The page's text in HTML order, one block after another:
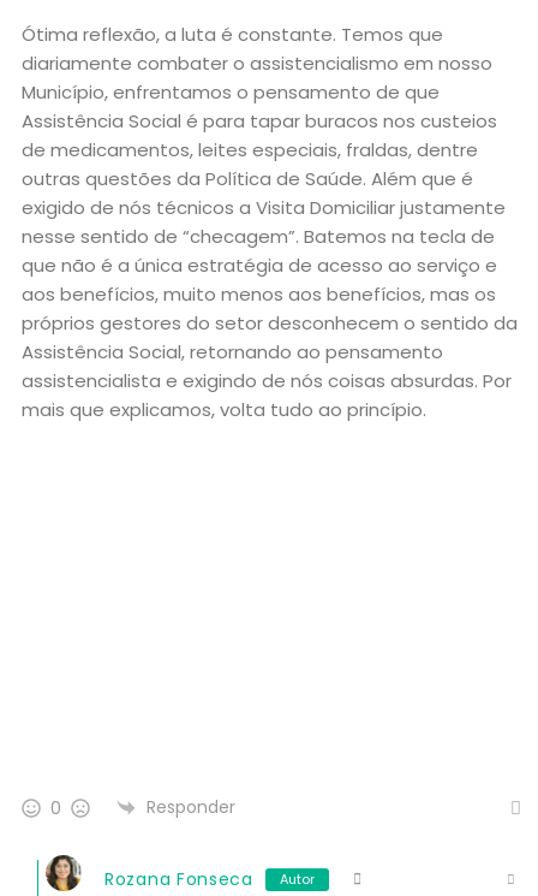
Ótima reflexão, a luta é constante. Temos que
diariamente combater o assistencialismo em nosso
Município, enfrentamos o pensamento de que
Assistência Social é para tapar buracos nos custeios
de medicamentos, leites especiais, fraldas, dentre
outras questões da Política de Saúde. Além que é
exigido de nós técnicos a Visita Domiciliar justamente
nesse sentido de “checagem”. Batemos na tecla de
que não é a única estratégia de acesso ao serviço e
aos benefícios, muito menos aos benefícios, mas os
próprios gestores do setor desconhecem o sentido da
Assistência Social, retornando ao pensamento
assistencialista e exigindo de nós coisas absurdas. Por
mais que explicamos, volta tudo ao princípio.
0 Responder
Rozana Fonseca Autor